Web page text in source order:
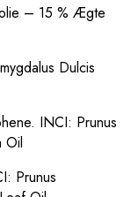
– 15 % Ægte
Dulcis
INCI: Prunus
Oil
Prunus